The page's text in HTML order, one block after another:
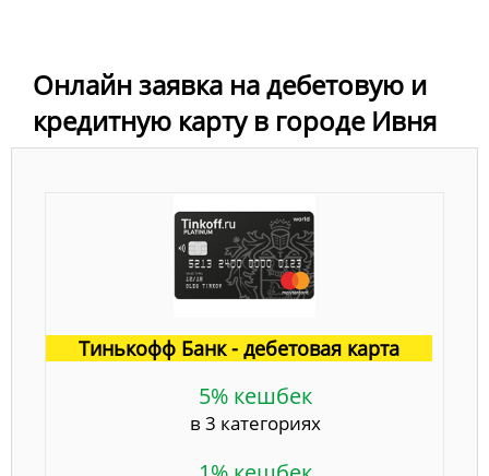
Онлайн заявка на дебетовую и
кредитную карту в городе Ивня
Тинькофф Банк - дебетовая карта
5% кешбек
в 3 категориях